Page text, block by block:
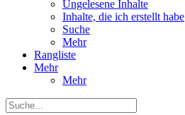
Ungelesene Inhalte
Inhalte, die ich erstellt habe
Suche
Mehr
Rangliste
Mehr
Mehr